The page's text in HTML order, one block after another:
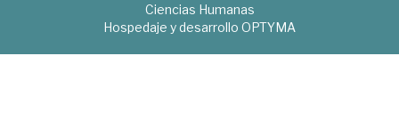
Ciencias Humanas
Hospedaje y desarrollo OPTYMA